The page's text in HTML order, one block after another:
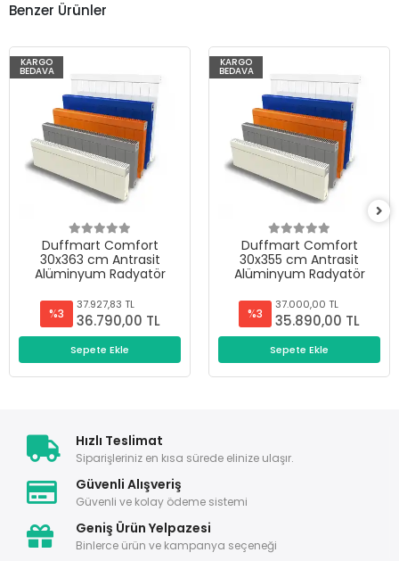
Benzer Ürünler
KARGO
BEDAVA
Duffmart Comfort
30x363 cm Antrasit
Alüminyum Radyatör
%3
37.927,83 TL
36.790,00 TL
Sepete Ekle
KARGO
BEDAVA
Duffmart Comfort
30x355 cm Antrasit
Alüminyum Radyatör
%3
37.000,00 TL
35.890,00 TL
Sepete Ekle
Hızlı Teslimat
Siparişleriniz en kısa sürede elinize ulaşır.
Güvenli Alışveriş
Güvenli ve kolay ödeme sistemi
Geniş Ürün Yelpazesi
Binlerce ürün ve kampanya seçeneği